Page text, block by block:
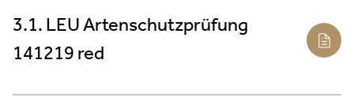
3.1. LEU Artenschutzprüfung
141219 red